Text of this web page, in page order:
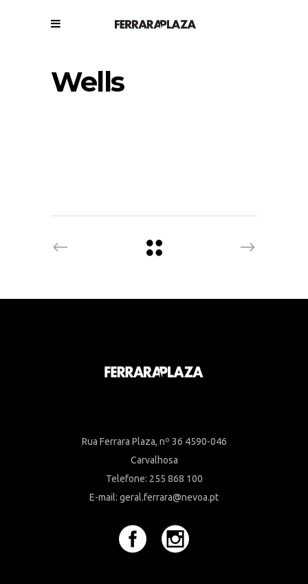
Wells
Rua Ferrara Plaza, nº 36 4590-046
Carvalhosa
Telefone: 255 868 100
E-mail: geral.ferrara@nevoa.pt